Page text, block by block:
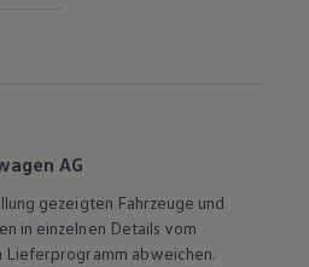
AG
gezeigten Fahrzeuge und
in einzelnen Details vom
Lieferprogramm abweichen.